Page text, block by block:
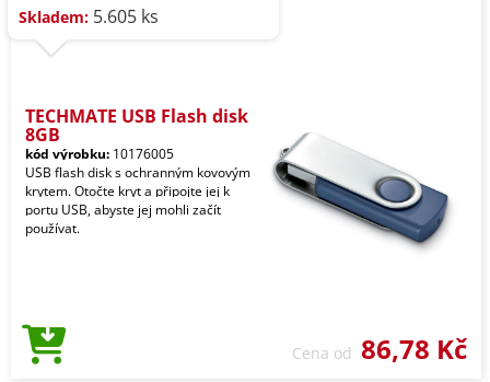
Skladem: 5.605 ks
TECHMATE USB Flash disk
8GB
kód výrobku: 10176005
USB flash disk s ochranným kovovým
krytem. Otočte kryt a připojte jej k
portu USB, abyste jej mohli začít
používat.
Cena od 86,78 Kč